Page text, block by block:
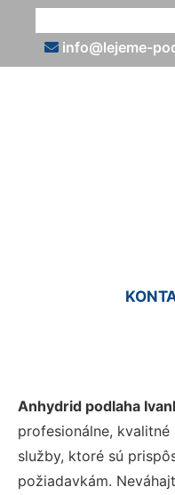
info@lejeme-
Anhydrid podlaha
profesionálne,
služby, ktoré sú
požiadavkám.